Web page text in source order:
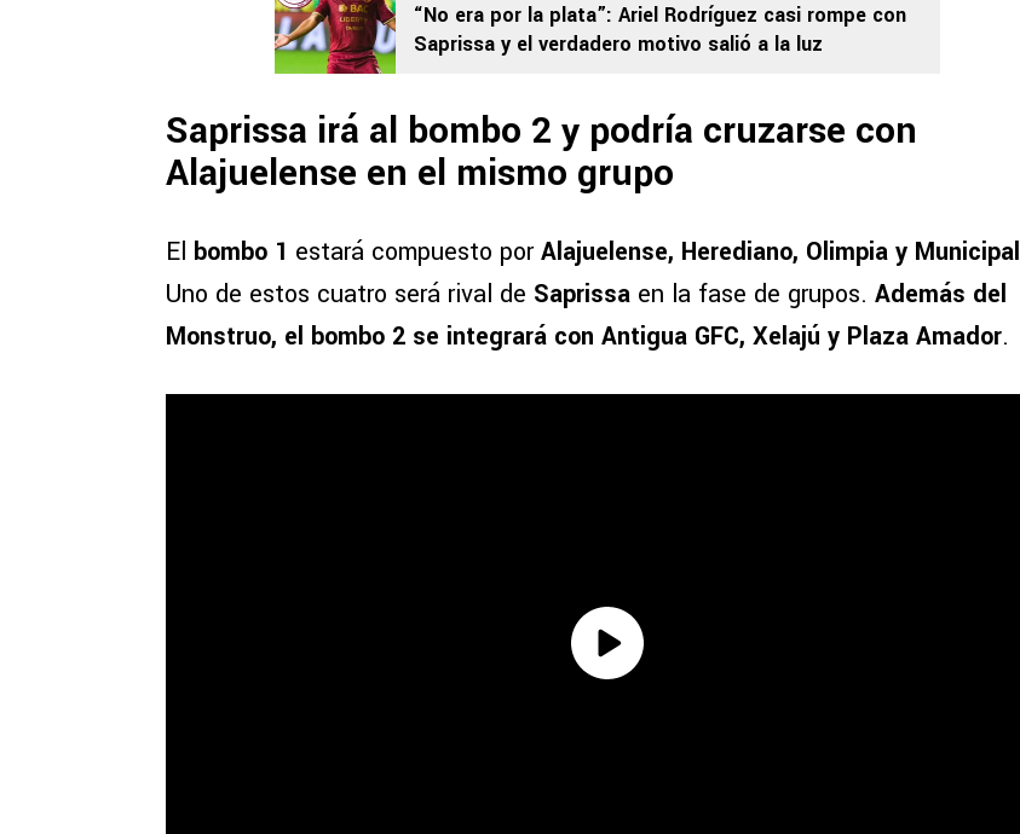
“No era por la plata”: Ariel Rodríguez casi rompe con
Saprissa y el verdadero motivo salió a la luz
Saprissa irá al bombo 2 y podría cruzarse con
Alajuelense en el mismo grupo
El bombo 1 estará compuesto porAlajuelense, Herediano, Olimpia y Municipal
Uno de estos cuatro será rival de Saprissa en la fase de grupos. Además del
Monstruo, el bombo 2 se integrará con Antigua GFC, Xelajú y Plaza Amador.